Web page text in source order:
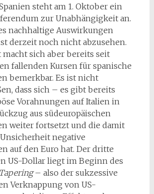
steht am 1. Oktober ein
zur Unabhängigkeit an.
nachhaltige Auswirkungen
derzeit noch nicht abzusehen.
sich aber bereits seit
fallenden Kursen für spanische
bemerkbar. Es ist nicht
dass sich – es gibt bereits
Vorahnungen auf Italien in
aus südeuropäischen
weiter fortsetzt und die damit
negative
auf den Euro hat. Der dritte
US-Dollar liegt im Beginn des
– also der sukzessive
Verknappung von US-